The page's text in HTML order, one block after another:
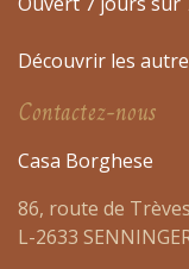
Découvrir les
Contactez-nous
Casa Borghese
86, route de Trèves
L-2633